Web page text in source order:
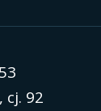
cj. 92